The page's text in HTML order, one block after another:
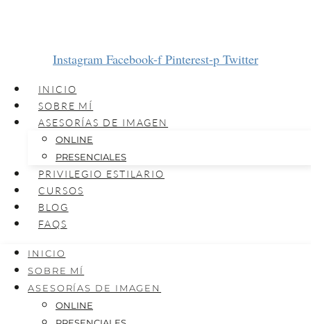
Instagram Facebook-f Pinterest-p Twitter
INICIO
SOBRE MÍ
ASESORÍAS DE IMAGEN
ONLINE
PRESENCIALES
PRIVILEGIO ESTILARIO
CURSOS
BLOG
FAQS
INICIO
SOBRE MÍ
ASESORÍAS DE IMAGEN
ONLINE